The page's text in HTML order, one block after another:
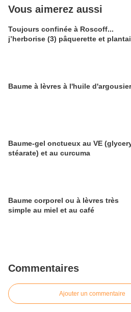
Vous aimerez aussi
Toujours confinée à Roscoff...
j’herborise (3) pâquerette et
Baume à lèvres à l'huile d'argousier
Baume-gel onctueux au VE
stéarate) et au curcuma
Baume corporel ou à lèvres très
simple au miel et au café
Commentaires
Ajouter un commentaire